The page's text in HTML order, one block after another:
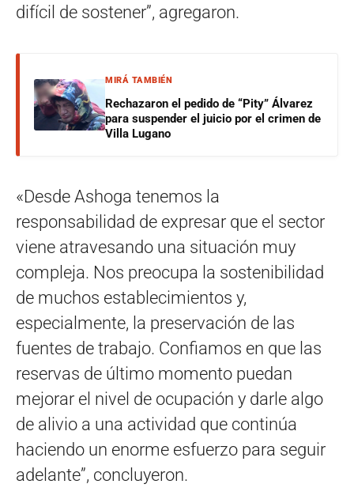
difícil de sostener”, agregaron.
MIRÁ TAMBIÉN
Rechazaron el pedido de “Pity” Álvarez
para suspender el juicio por el crimen de
Villa Lugano
«Desde Ashoga tenemos la
responsabilidad de expresar que el sector
viene atravesando una situación muy
compleja. Nos preocupa la sostenibilidad
de muchos establecimientos y,
especialmente, la preservación de las
fuentes de trabajo. Confiamos en que las
reservas de último momento puedan
mejorar el nivel de ocupación y darle algo
de alivio a una actividad que continúa
haciendo un enorme esfuerzo para seguir
adelante”, concluyeron.